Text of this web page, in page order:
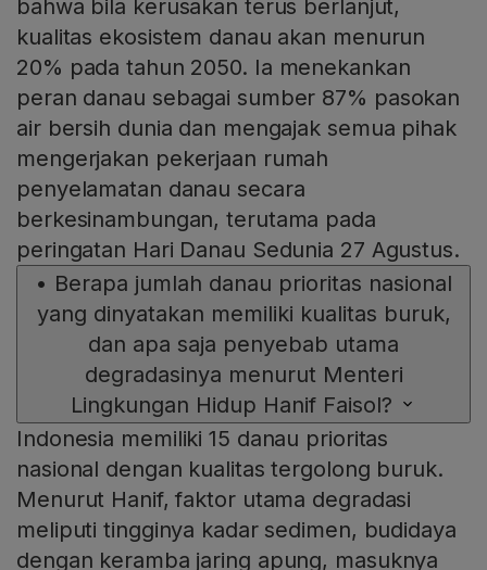
bahwa bila kerusakan terus berlanjut,
kualitas ekosistem danau akan menurun
20% pada tahun 2050. Ia menekankan
peran danau sebagai sumber 87% pasokan
air bersih dunia dan mengajak semua pihak
mengerjakan pekerjaan rumah
penyelamatan danau secara
berkesinambungan, terutama pada
peringatan Hari Danau Sedunia 27 Agustus.
• Berapa jumlah danau prioritas nasional
yang dinyatakan memiliki kualitas buruk,
dan apa saja penyebab utama
degradasinya menurut Menteri
Lingkungan Hidup Hanif Faisol?
Indonesia memiliki 15 danau prioritas
nasional dengan kualitas tergolong buruk.
Menurut Hanif, faktor utama degradasi
meliputi tingginya kadar sedimen, budidaya
dengan keramba jaring apung, masuknya